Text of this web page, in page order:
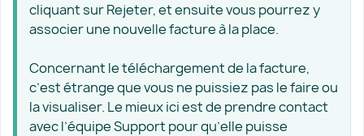
cliquant sur Rejeter, et ensuite vous pourrez y
associer une nouvelle facture à la place.
Concernant le téléchargement de la facture,
c’est étrange que vous ne puissiez pas le faire ou
la visualiser. Le mieux ici est de prendre contact
avec l’équipe Support pour qu’elle puisse